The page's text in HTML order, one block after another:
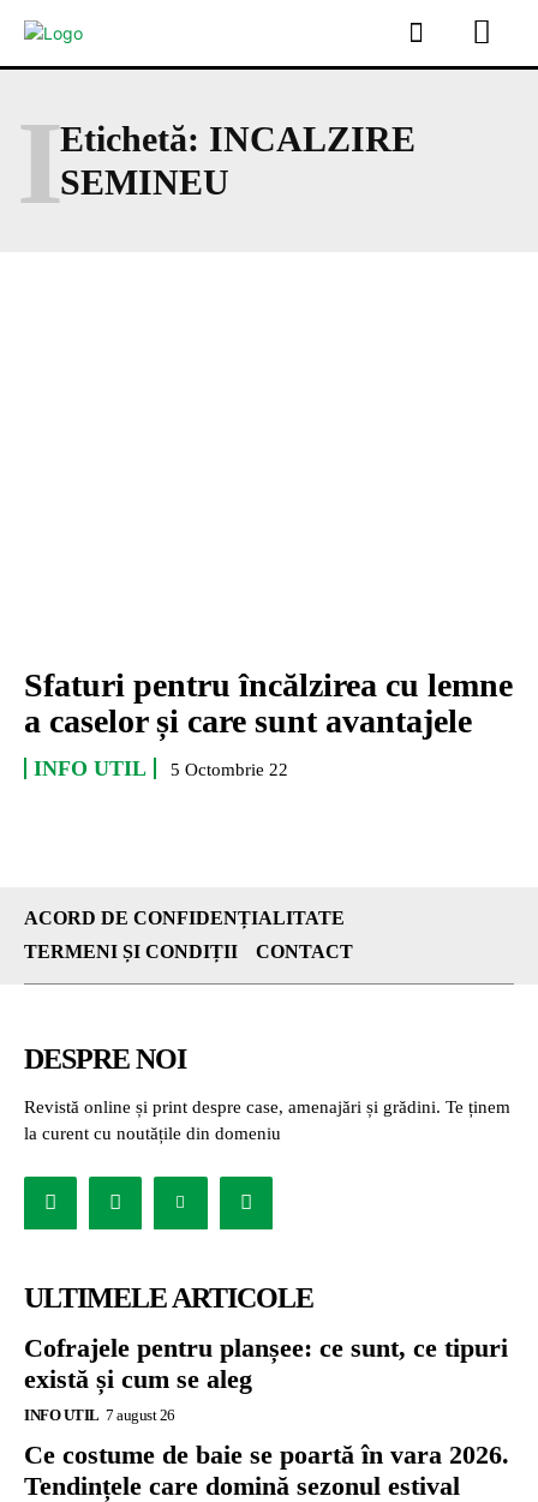
Etichetă: INCALZIRE
SEMINEU
I
Sfaturi pentru încălzirea cu lemne
a caselor și care sunt avantajele
INFO UTIL 5 Octombrie 22
ACORD DE CONFIDENȚIALITATE
TERMENI ȘI CONDIȚII
CONTACT
DESPRE NOI
Revistă online și print despre case, amenajări și grădini. Te ținem
la curent cu noutățile din domeniu
ULTIMELE ARTICOLE
Cofrajele pentru planșee: ce sunt, ce tipuri
există și cum se aleg
INFO UTIL 7 august 26
Ce costume de baie se poartă în vara 2026.
Tendințele care domină sezonul estival